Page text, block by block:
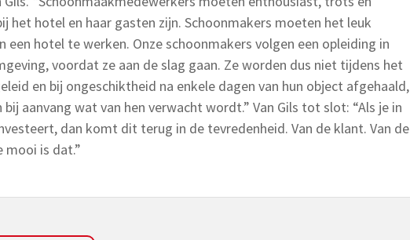
het hotel en haar gasten zijn. Schoonmakers moeten het leuk
een hotel te werken. Onze schoonmakers volgen een opleiding in
voordat ze aan de slag gaan. Ze worden dus niet tijdens het
en bij ongeschiktheid na enkele dagen van hun object afgehaald,
aanvang wat van hen verwacht wordt.” Van Gils tot slot: “Als je in
dan komt dit terug in de tevredenheid. Van de klant. Van de
mooi is dat.”